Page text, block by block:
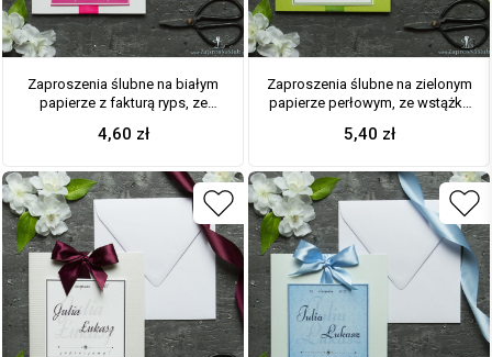
Zaproszenia ślubne na białym
papierze z fakturą ryps, ze
intensywnego różu i cyrkonią
61-68
4,60 zł
Zaproszenia ślubne na zielonym
papierze perłowym, ze wstążką
oraz wklejanym wnętrzem. ZAP-
5,40 zł